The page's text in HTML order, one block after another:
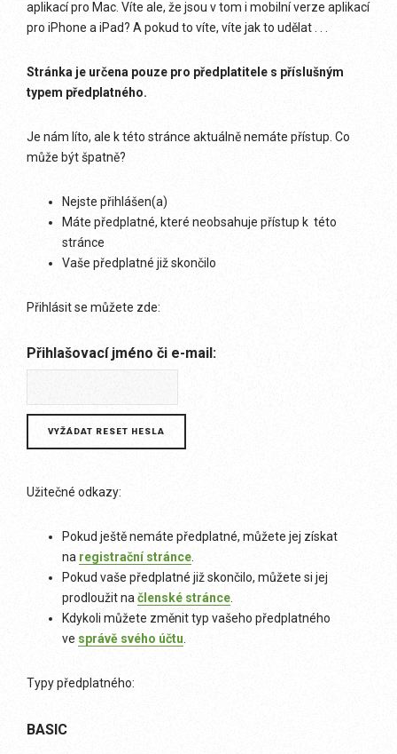
aplikací pro Mac. Víte ale, že jsou v tom i mobilní verze aplikací
pro iPhone a iPad? A pokud to víte, víte jak to udělat . . .
Stránka je určena pouze pro předplatitele s příslušným
typem předplatného.
Je nám líto, ale k této stránce aktuálně nemáte přístup. Co
může být špatně?
Nejste přihlášen(a)
Máte předplatné, které neobsahuje přístup k této
stránce
Vaše předplatné již skončilo
Přihlásit se můžete zde:
Přihlašovací jméno či e-mail:
Užitečné odkazy:
Pokud ještě nemáte předplatné, můžete jej získat
na registrační stránce
Pokud vaše předplatné již skončilo, můžete si jej
prodloužit na členské stránce
Kdykoli můžete změnit typ vašeho předplatného
ve správě svého účtu
Typy předplatného:
BASIC